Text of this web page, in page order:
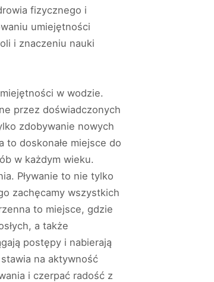
fizycznego i
umiejętności
i znaczeniu nauki
w wodzie.
przez doświadczonych
zdobywanie nowych
to doskonałe miejsce do
w każdym wieku.
Pływanie to nie tylko
zachęcamy wszystkich
to miejsce, gdzie
a także
postępy i nabierają
na aktywność
i czerpać radość z